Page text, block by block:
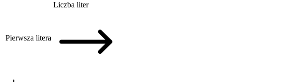
Pierwsza litera
Liczba liter